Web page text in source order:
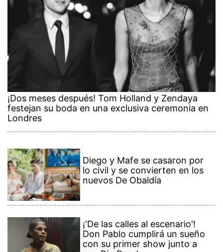
¡Dos meses después! Tom Holland y Zendaya
festejan su boda en una exclusiva ceremonia en
Londres
Diego y Mafe se casaron por
lo civil y se convierten en los
nuevos De Obaldía
¡'De las calles al escenario'!
Don Pablo cumplirá un sueño
con su primer show junto a